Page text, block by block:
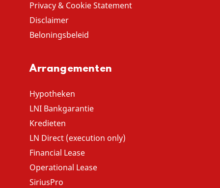
Privacy & Cookie Statement
Disclaimer
Beloningsbeleid
Arrangementen
Hypotheken
LNI Bankgarantie
Kredieten
LN Direct (execution only)
Financial Lease
Operational Lease
SiriusPro